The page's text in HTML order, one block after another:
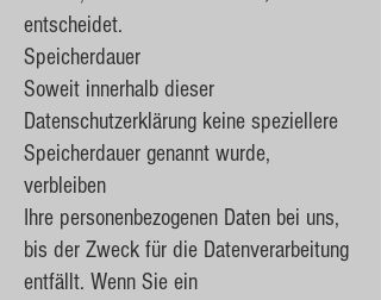
entscheidet.
Speicherdauer
Soweit innerhalb dieser
Datenschutzerklärung keine speziellere
Speicherdauer genannt wurde,
verbleiben
Ihre personenbezogenen Daten bei uns,
bis der Zweck für die Datenverarbeitung
entfällt. Wenn Sie ein